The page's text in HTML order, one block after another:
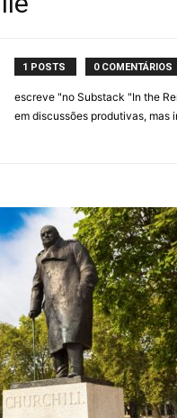
1 POSTS 0 COMENTÁRIOS
escreve "no Substack "In the
em discussões produtivas, mas